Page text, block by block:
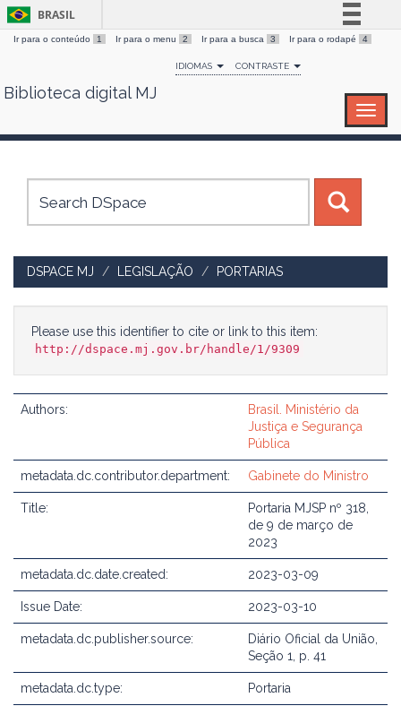
Skip
BRASIL
Simplifique!
Comunica BR
Canais
Ir para o conteúdo 1 Ir para o menu 2 Ir para a busca 3 Ir para o rodapé 4
IDIOMAS CONTRASTE
Biblioteca digital MJ
DSPACE MJ LEGISLAÇÃO PORTARIAS
Please use this identifier to cite or link to this item:
http://dspace.mj.gov.br/handle/1/9309
Authors:
Brasil. Ministério da
Justiça e Segurança
Pública
metadata.dc.contributor.department: Gabinete do Ministro
Title:
Portaria MJSP nº 318,
de 9 de março de
2023
metadata.dc.date.created: 2023-03-09
Issue Date: 2023-03-10
metadata.dc.publisher.source:
Diário Oficial da União,
Seção 1, p. 41
metadata.dc.type: Portaria